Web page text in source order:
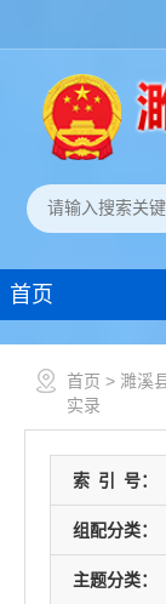
首页
首页 > 濉溪
实录
索 引 号：
组配分类：
主题分类：